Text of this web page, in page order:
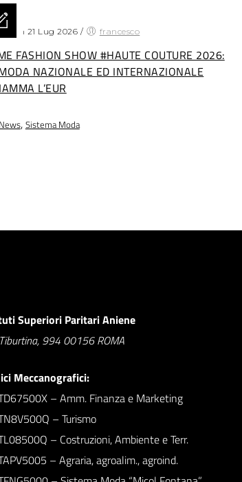
on 21 Lug 2026 / francesco
FASHION SHOW #HAUTE COUTURE 2026:
NAZIONALE ED INTERNAZIONALE
L’EUR
News, Sistema Moda
Superiori Paritari Aniene
994 00156 ROMA
Meccanografici:
– Amm. Finanza e Marketing
– Turismo
– Costruzioni, Ambiente e Terr.
– Agraria, agroalim., agroind.